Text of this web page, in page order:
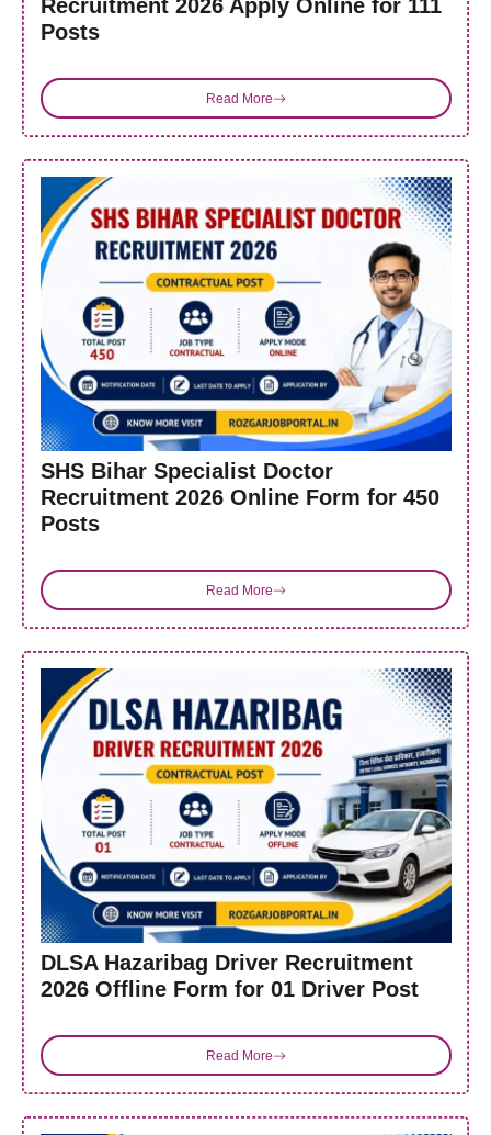
Recruitment 2026 Apply Online for 111
Posts
Read More
SHS Bihar Specialist Doctor
Recruitment 2026 Online Form for 450
Posts
Read More
DLSA Hazaribag Driver Recruitment
2026 Offline Form for 01 Driver Post
Read More